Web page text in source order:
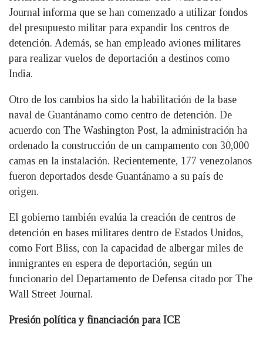
Journal informa que se han comenzado a utilizar fondos
del presupuesto militar para expandir los centros de
detención. Además, se han empleado aviones militares
para realizar vuelos de deportación a destinos como
India.
Otro de los cambios ha sido la habilitación de la base
naval de Guantánamo como centro de detención. De
acuerdo con The Washington Post, la administración ha
ordenado la construcción de un campamento con 30,000
camas en la instalación. Recientemente, 177 venezolanos
fueron deportados desde Guantánamo a su país de
origen.
El gobierno también evalúa la creación de centros de
detención en bases militares dentro de Estados Unidos,
como Fort Bliss, con la capacidad de albergar miles de
inmigrantes en espera de deportación, según un
funcionario del Departamento de Defensa citado por The
Wall Street Journal.
Presión política y financiación para ICE